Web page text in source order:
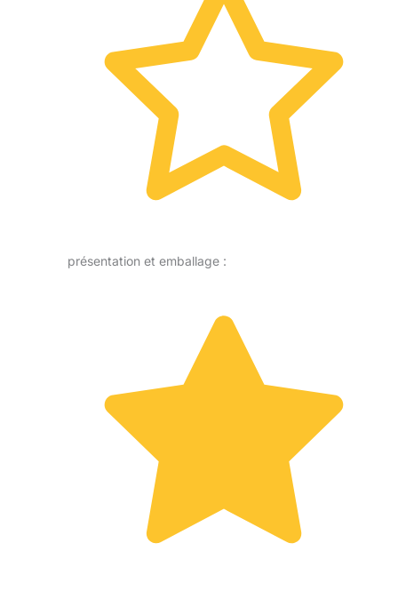
présentation et emballage :